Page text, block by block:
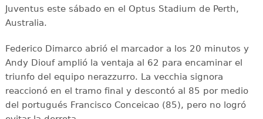
Juventus este sábado en el Optus Stadium de Perth,
Australia.
Federico Dimarco abrió el marcador a los 20 minutos y
Andy Diouf amplió la ventaja al 62 para encaminar el
triunfo del equipo nerazzurro. La vecchia signora
reaccionó en el tramo final y descontó al 85 por medio
del portugués Francisco Conceicao (85), pero no logró